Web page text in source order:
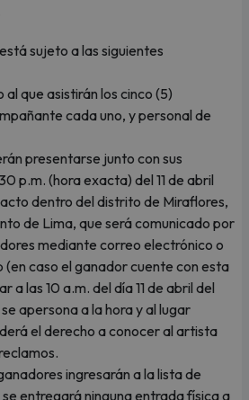
sujeto a las siguientes
que asistirán los cinco (5)
cada uno, y personal de
presentarse junto con sus
p.m. (hora exacta) del 11 de abril
dentro del distrito de Miraflores,
de Lima, que será comunicado por
mediante correo electrónico o
caso el ganador cuente con esta
a las 10 a.m. del día 11 de abril del
apersona a la hora y al lugar
el derecho a conocer al artista
ingresarán a la lista de
entregará ninguna entrada física a